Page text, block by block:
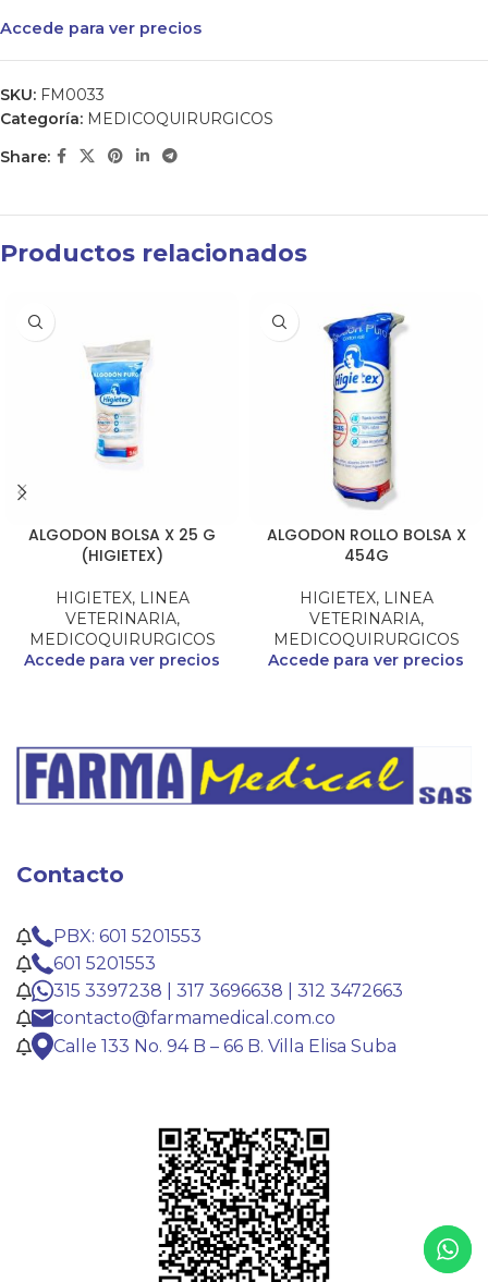
Accede para ver precios
SKU: FM0033
Categoría: MEDICOQUIRURGICOS
Share:
Productos relacionados
ALGODON BOLSA X 25 G
(HIGIETEX)
HIGIETEX, LINEA
VETERINARIA,
MEDICOQUIRURGICOS
Accede para ver precios
ALGODON ROLLO BOLSA X
454G
HIGIETEX, LINEA
VETERINARIA,
MEDICOQUIRURGICOS
Accede para ver precios
Contacto
PBX: 601 5201553
601 5201553
315 3397238 | 317 3696638 | 312 3472663
contacto@farmamedical.com.co
Calle 133 No. 94 B – 66 B. Villa Elisa Suba